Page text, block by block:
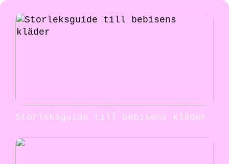
Storleksguide till bebisens kläder